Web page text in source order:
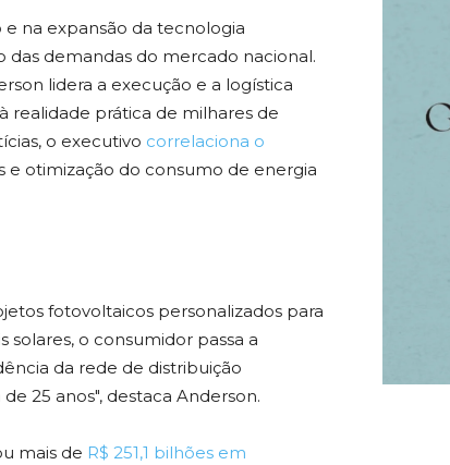
na expansão da tecnologia
demandas do mercado nacional.
lidera a execução e a logística
realidade prática de milhares de
o executivo correlaciona o
e otimização do consumo de energia
fotovoltaicos personalizados para
solares, o consumidor passa a
da rede de distribuição
25 anos", destaca Anderson.
mais de R$ 251,1 bilhões em